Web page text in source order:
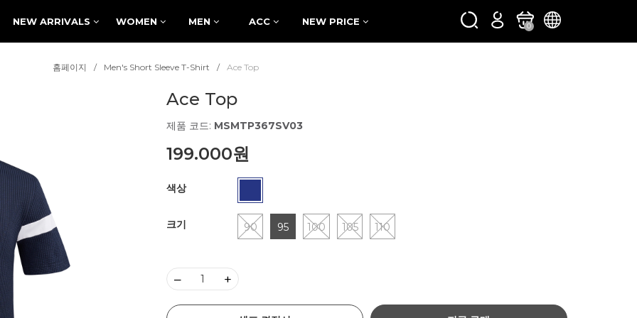
NEW ARRIVALS WOMEN MEN ACC NEW PRICE 0
홈페이지 Men's Short Sleeve T-Shirt Ace Top
Ace Top
제품 코드: MSMTP367SV03
199.000원
색상
크기 90 95 100 105 110
– +